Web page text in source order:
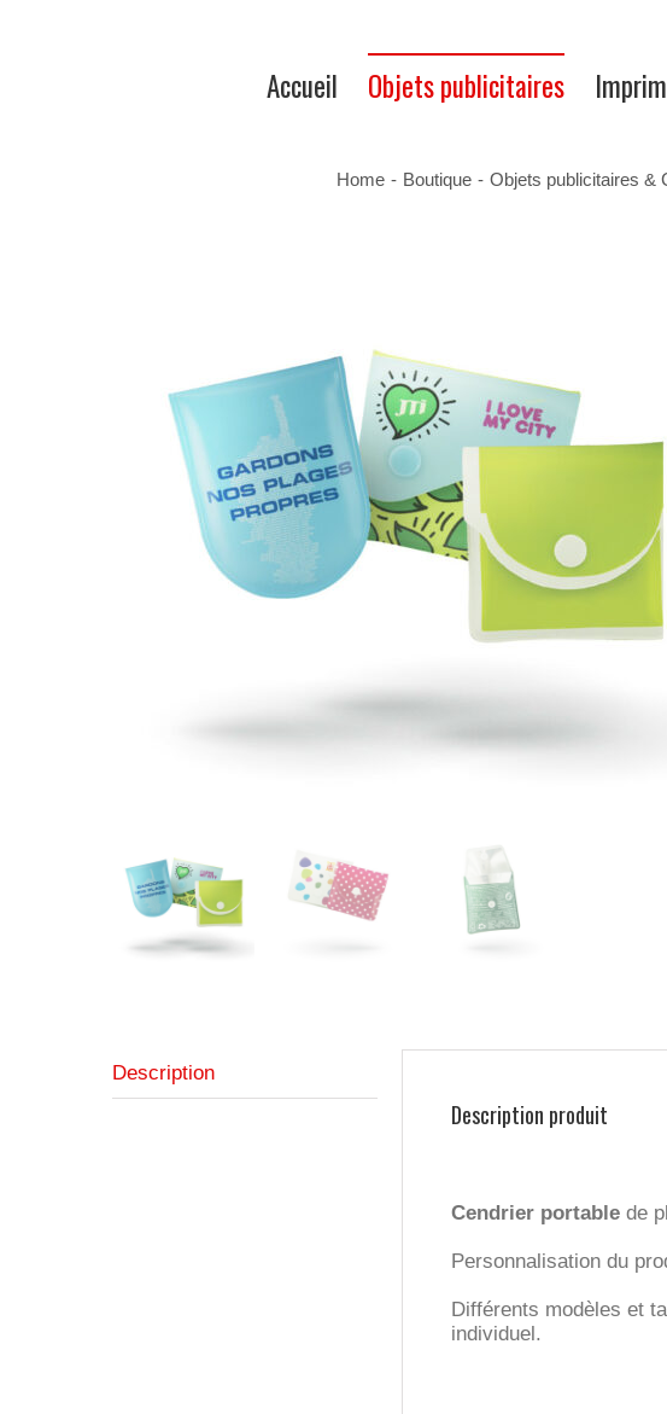
Accueil Objets publicitaires
Home - Boutique - Objets publicitaires &
Description
Description produit
Cendrier portablede
Personnalisation du
Différents modèles et
individuel.